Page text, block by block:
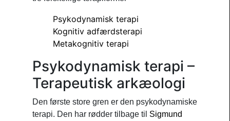
Psykodynamisk terapi
Kognitiv adfærdsterapi
Metakognitiv terapi
Psykodynamisk terapi –
Terapeutisk arkæologi
Den første store gren er den psykodynamiske
terapi. Den har rødder tilbage til Sigmund